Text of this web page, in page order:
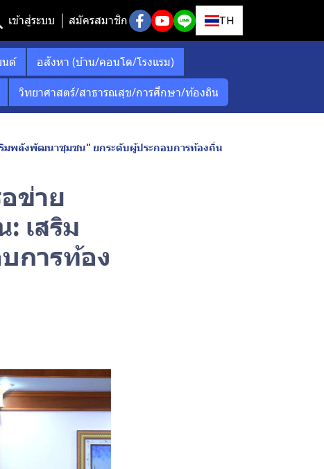
เข้าสู่ระบบ สมัครสมาชิก TH
นต์
อสังหา (บ้าน/คอนโด/โรงแรม)
วิทยาศาสตร์/สาธารณสุข/การศึกษา/ท้องถิน
ริมพลังพัฒนาชุมชน" ยกระดับผู้ประกอบการท้องถิ่น
ข่าย
เสริม
การท้อง